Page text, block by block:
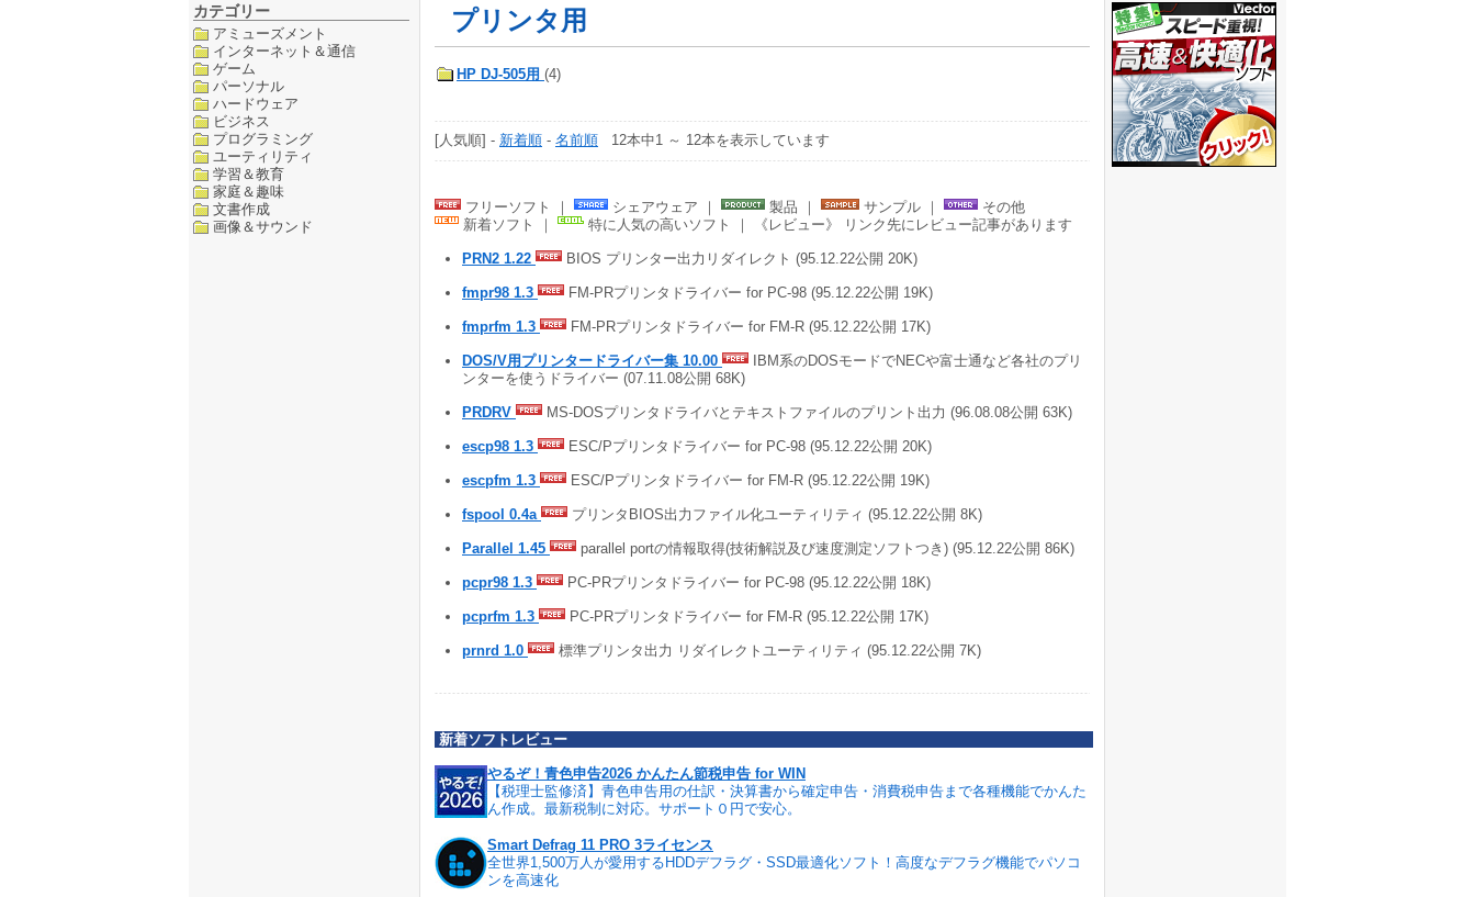
カテゴリー
アミューズメント
インターネット＆通信
ゲーム
パーソナル
ハードウェア
ビジネス
プログラミング
ユーティリティ
学習＆教育
家庭＆趣味
文書作成
画像＆サウンド
プリンタ用
HP DJ-505用 (4)
[人気順] - 新着順 - 名前順 12本中1 ～ 12本を表示しています
フリーソフト ｜ シェアウェア ｜ 製品 ｜ サンプル ｜
その他
新着ソフト ｜
特に人気の高いソフト ｜ 《レビュー》 リンク先にレビュー記事があります
PRN2 1.22 BIOS プリンター出力リダイレクト (95.12.22公開 20K)
fmpr98 1.3 FM-PRプリンタドライバー for PC-98 (95.12.22公開 19K)
fmprfm 1.3 FM-PRプリンタドライバー for FM-R (95.12.22公開 17K)
DOS/V用プリンタードライバー集 10.00
IBM系のDOSモードでNECや富士通など各社のプリ
ンターを使うドライバー (07.11.08公開 68K)
PRDRV MS-DOSプリンタドライバとテキストファイルのプリント出力 (96.08.08公開 63K)
escp98 1.3 ESC/Pプリンタドライバー for PC-98 (95.12.22公開 20K)
escpfm 1.3 ESC/Pプリンタドライバー for FM-R (95.12.22公開 19K)
fspool 0.4a プリンタBIOS出力ファイル化ユーティリティ (95.12.22公開 8K)
Parallel 1.45 parallel portの情報取得(技術解説及び速度測定ソフトつき) (95.12.22公開 86K)
pcpr98 1.3 PC-PRプリンタドライバー for PC-98 (95.12.22公開 18K)
pcprfm 1.3 PC-PRプリンタドライバー for FM-R (95.12.22公開 17K)
prnrd 1.0 標準プリンタ出力 リダイレクトユーティリティ (95.12.22公開 7K)
新着ソフトレビュー
やるぞ！青色申告2026 かんたん節税申告 for WIN
【税理士監修済】青色申告用の仕訳・決算書から確定申告・消費税申告まで各種機能でかんた
ん作成。最新税制に対応。サポート０円で安心。
Smart Defrag 11 PRO 3ライセンス
全世界1,500万人が愛用するHDDデフラグ・SSD最適化ソフト！高度なデフラグ機能でパソコ
ンを高速化